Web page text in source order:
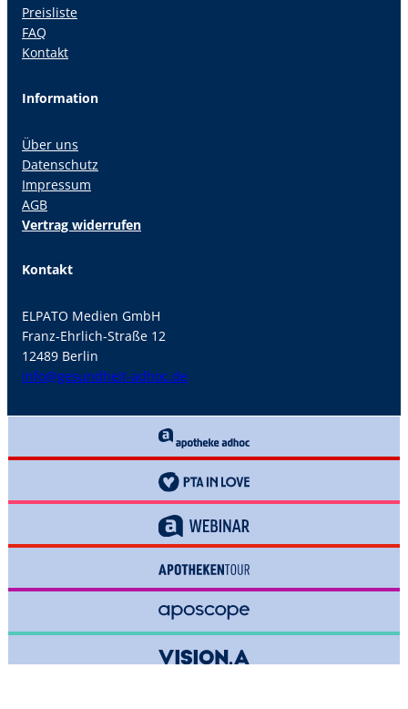
Preisliste
FAQ
Kontakt
Information
Über uns
Datenschutz
Impressum
AGB
Vertrag widerrufen
Kontakt
ELPATO Medien GmbH
Franz-Ehrlich-Straße 12
12489 Berlin
info@gesundheit-adhoc.de